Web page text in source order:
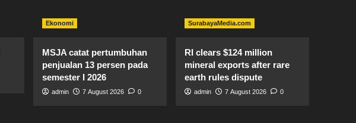
Ekonomi
MSJA catat pertumbuhan
penjualan 13 persen pada
semester I 2026
admin 7 August 2026 0
SurabayaMedia.com
RI clears $124 million
mineral exports after rare
earth rules dispute
admin 7 August 2026 0